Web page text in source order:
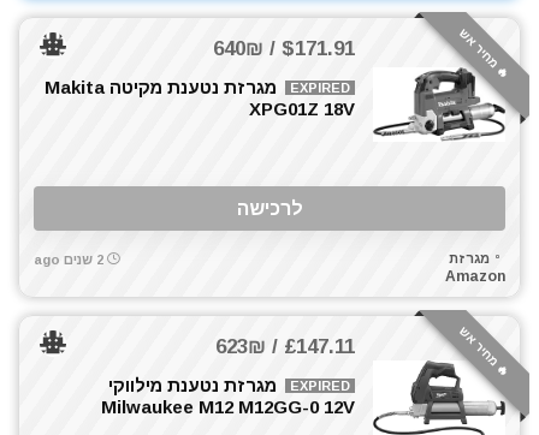
להבים ומתכלים
לרכב
מאוורר טכני
מברגונים נטענים
מברגות מקדחות ומברגונים
מברגת גבס
מברגת פוטר קלאץ'
מברזים ומחרוקות
מגרזת
מדחס / קומפרסור
מדריכים
מולטיטול
🔥 מחיר אש $171.91 / 640₪
EXPIRED
מגרזת נטענת מקיטה Makita
XPG01Z 18V
לרכישה
מגרזת
Amazon
2 שנים ago
🔥 מחיר אש £147.11 / 623₪
EXPIRED
מגרזת נטענת מילווקי
Milwaukee M12 M12GG-0 12V